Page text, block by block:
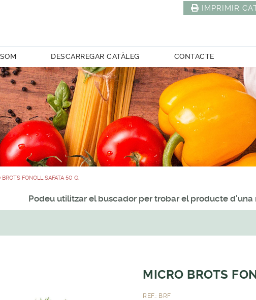
IMPRIMIR
DESCARREGAR CATÀLEG CONTACTE
BROTS FONOLL SAFATA 50 G.
Podeu utilitzar el buscador per trobar el producte d'una
MICRO BROTS
REF.: BRF